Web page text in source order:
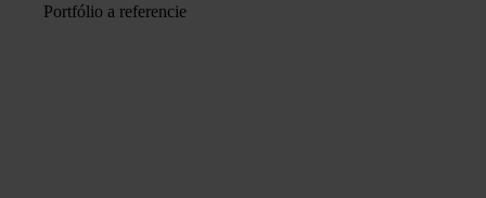
Portfólio a referencie